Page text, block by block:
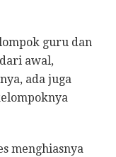
guru dan
awal,
ada juga
menghiasnya